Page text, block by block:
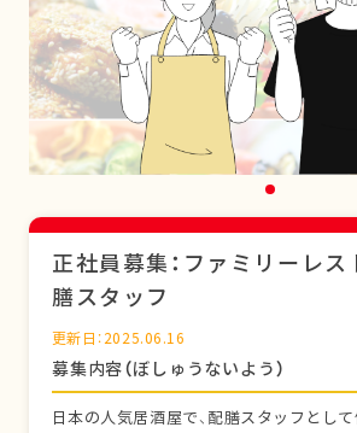
正社員募集：ファミリーレ
膳スタッフ
更新日：2025.06.16
募集内容（ぼしゅうないよう）
日本の人気居酒屋で、配膳スタッフとし